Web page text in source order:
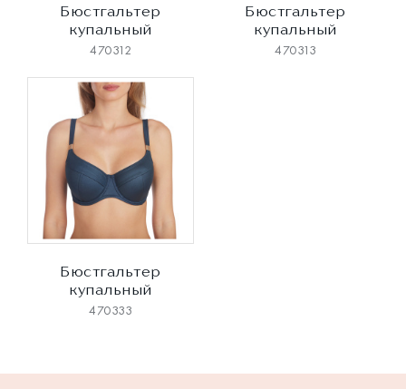
Бюстгальтер
купальный
470312
Бюстгальтер
купальный
470313
Бюстгальтер
купальный
470333